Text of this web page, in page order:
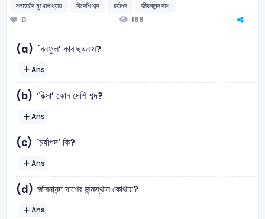
বলাইচাঁদ মুখোপাধ্যায়
বিদেশি শব্দ চর্যাপদ
জীবনানন্দ দাশ
0
166
(a) `বনফুল’ কার ছদ্মনাম?
Ans
(b) ‘রিক্সা’ কোন দেশি শব্দ?
Ans
(c) `চর্যাপদ’ কি?
Ans
(d) জীবনানন্দ দাশের জন্মস্থান কোথায়?
Ans